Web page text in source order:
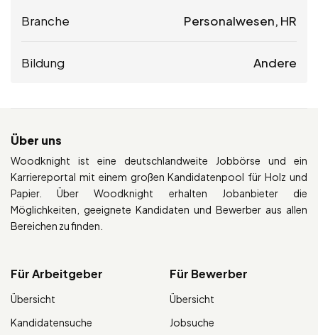
Branche Personalwesen, HR
Bildung Andere
Über uns
Woodknight ist eine deutschlandweite Jobbörse und ein
Karriereportal mit einem großen Kandidatenpool für Holz und
Papier. Über Woodknight erhalten Jobanbieter die
Möglichkeiten, geeignete Kandidaten und Bewerber aus allen
Bereichen zu finden.
Für Arbeitgeber
Übersicht
Kandidatensuche
Für Bewerber
Übersicht
Jobsuche